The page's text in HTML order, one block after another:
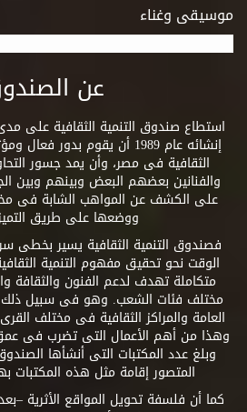
موسيقى وغناء
عن
استطاع صندوق التنمية الثقافية على
إنشائه عام 1989 أن يقوم
الثقافية فى مصر، وأن يمد جسور
والفنانين بعضهم البعض وبينهم وبين
على الكشف عن المواهب الشابة فى
ووضعها على طريق التميز
فصندوق التنمية الثقافية يسير
الوقت نحو تحقيق مفهوم التنمية
متكاملة تهدف لدعم الفنون والثقافة
مختلف فئات الشعب. وهو فى سبيل ذلك
العامة والمراكز الثقافية فى مختلف
وهذا من أهم الأعمال التى تضرب فى عمق
وبلغ عدد المكتبات التى أنشأها
المتصور إقامة مثل هذه المكتبات بها
كما أن فلسفة تحويل المواقع الأثرية